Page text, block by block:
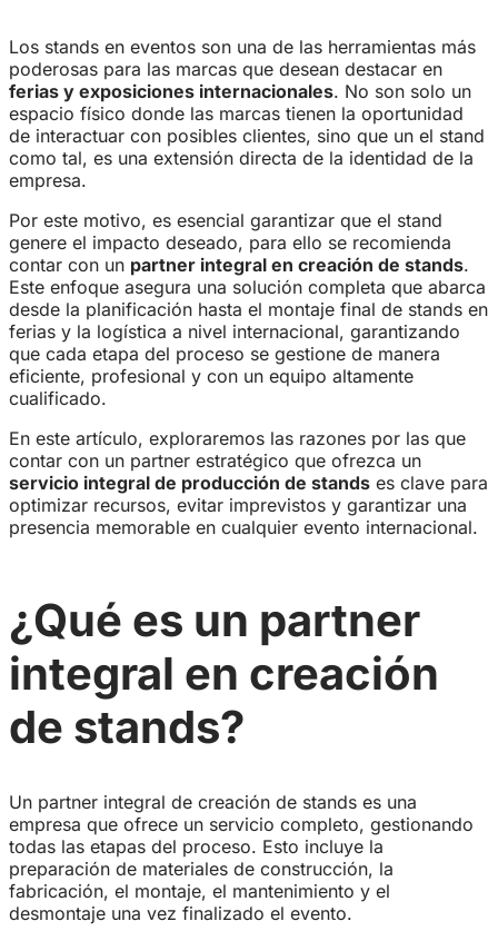
Los stands en eventos son una de las herramientas más
poderosas para las marcas que desean destacar en
ferias y exposiciones internacionales. No son solo un
espacio físico donde las marcas tienen la oportunidad
de interactuar con posibles clientes, sino que un el stand
como tal, es una extensión directa de la identidad de la
empresa.
Por este motivo, es esencial garantizar que el stand
genere el impacto deseado, para ello se recomienda
contar con un partner integral en creación de stands.
Este enfoque asegura una solución completa que abarca
desde la planificación hasta el montaje final de stands en
ferias y la logística a nivel internacional, garantizando
que cada etapa del proceso se gestione de manera
eficiente, profesional y con un equipo altamente
cualificado.
En este artículo, exploraremos las razones por las que
contar con un partner estratégico que ofrezca un
servicio integral de producción de stands es clave para
optimizar recursos, evitar imprevistos y garantizar una
presencia memorable en cualquier evento internacional.
¿Qué es un partner
integral en creación
de stands?
Un partner integral de creación de stands es una
empresa que ofrece un servicio completo, gestionando
todas las etapas del proceso. Esto incluye la
preparación de materiales de construcción, la
fabricación, el montaje, el mantenimiento y el
desmontaje una vez finalizado el evento.